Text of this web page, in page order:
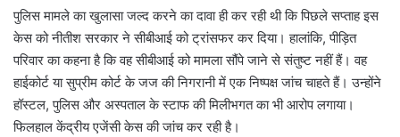
पुलिस मामले का खुलासा जल्द करने का दावा ही कर रही थी कि पिछले सप्ताह इस
केस को नीतीश सरकार ने सीबीआई को ट्रांसफर कर दिया। हालांकि, पीड़ित
परिवार का कहना है कि वह सीबीआई को मामला सौंपे जाने से संतुष्ट नहीं हैं। वह
हाईकोर्ट या सुप्रीम कोर्ट के जज की निगरानी में एक निष्पक्ष जांच चाहते हैं। उन्होंने
हॉस्टल, पुलिस और अस्पताल के स्टाफ की मिलीभगत का भी आरोप लगाया।
फिलहाल केंद्रीय एजेंसी केस की जांच कर रही है।